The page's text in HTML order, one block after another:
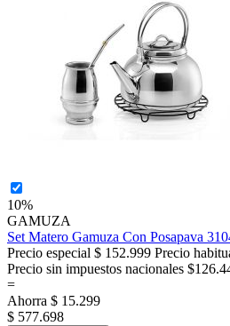
10%
GAMUZA
Set Matero Gamuza Con Posapava
Precio especial $ 152.999 Precio
Precio sin impuestos nacionales
=
Ahorra $ 15.299
$ 577.698